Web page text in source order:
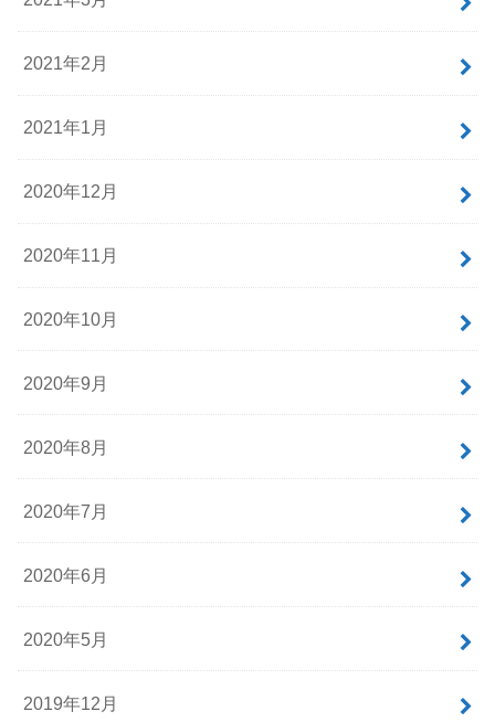
2021年2月
2021年1月
2020年12月
2020年11月
2020年10月
2020年9月
2020年8月
2020年7月
2020年6月
2020年5月
2019年12月